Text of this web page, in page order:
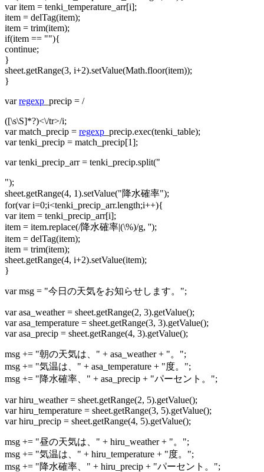
var item = tenki_temperature_arr[i];
item = delTag(item);
item = trim(item);
if(item == ""){
continue;
}
sheet.getRange(3, i+2).setValue(Math.floor(item));
}
varregexp _precip = /
([\s\S]*?)<\/tr>/i;
var match_precip = regexp _precip.exec(tenki_table);
var tenki_precip = match_precip[1];
var tenki_precip_arr = tenki_precip.split("
");
sheet.getRange(4, 1).setValue("降水確率");
for(var i=0;i<tenki_precip_arr.length;i++){
var item = tenki_precip_arr[i];
item = item.replace(/降水確率|(\%)/g, '');
item = delTag(item);
item = trim(item);
sheet.getRange(4, i+2).setValue(item);
}
var msg = "今日の天気をお知らせします。";
var asa_weather = sheet.getRange(2, 3).getValue();
var asa_temperature = sheet.getRange(3, 3).getValue();
var asa_precip = sheet.getRange(4, 3).getValue();
msg += "朝の天気は、" + asa_weather + "。";
msg += "気温は、" + asa_temperature + "度。";
msg += "降水確率、" + asa_precip + "パーセント。";
var hiru_weather = sheet.getRange(2, 5).getValue();
var hiru_temperature = sheet.getRange(3, 5).getValue();
var hiru_precip = sheet.getRange(4, 5).getValue();
msg += "昼の天気は、" + hiru_weather + "。";
msg += "気温は、" + hiru_temperature + "度。";
msg += "降水確率、" + hiru_precip + "パーセント。";